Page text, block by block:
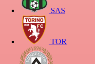
SAS
TOR